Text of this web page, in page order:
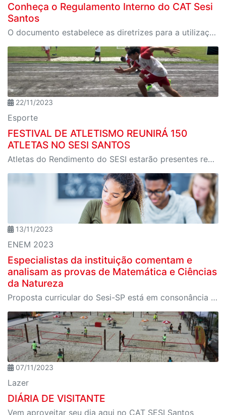
Conheça o Regulamento Interno do CAT Sesi
Santos
O documento estabelece as diretrizes para a utilização do CAT
22/11/2023
Esporte
FESTIVAL DE ATLETISMO REUNIRÁ 150
ATLETAS NO SESI SANTOS
Atletas do Rendimento do SESI estarão presentes realizando Pedagogia do Exemplo com as crianças
13/11/2023
ENEM 2023
Especialistas da instituição comentam e
analisam as provas de Matemática e Ciências
da Natureza
Proposta curricular do Sesi-SP está em consonância com o ENEM 2023 e os temas trabalhados no material didático do SESI-SP são destaques na prova.
07/11/2023
Lazer
DIÁRIA DE VISITANTE
Vem aproveitar seu dia aqui no CAT SESI Santos